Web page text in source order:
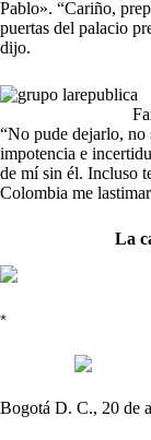
Pablo». “Cariño,
puertas del palacio
dijo.
“No pude dejarlo, no
impotencia e
de mí sin él. Incluso
Colombia me
La
*
Bogotá D. C., 20 de